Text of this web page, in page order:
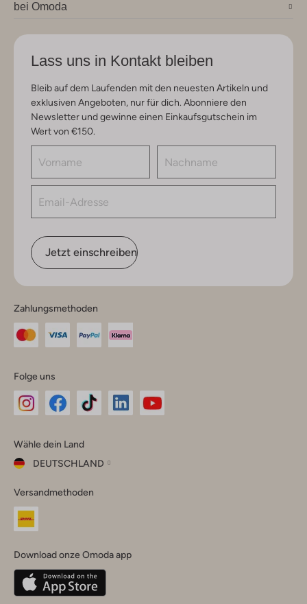
bei Omoda
Lass uns in Kontakt bleiben
Bleib auf dem Laufenden mit den neuesten Artikeln und
exklusiven Angeboten, nur für dich. Abonniere den
Newsletter und gewinne einen Einkaufsgutschein im
Wert von €150.
Jetzt einschreiben
Zahlungsmethoden
Folge uns
Instagram
Facebook
TikTok
Wähle dein Land
DEUTSCHLAND
dein
Land
Belgique(Français)
Deutschland
Versandmethoden
Download onze Omoda app